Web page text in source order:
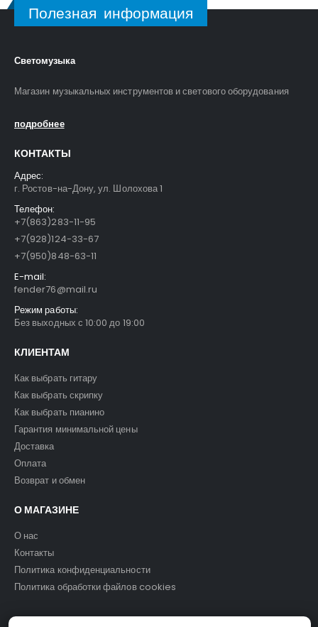
Полезная информация
Светомузыка
Магазин музыкальных инструментов и светового оборудования
подробнее
КОНТАКТЫ
Адрес:
г. Ростов-на-Дону, ул. Шолохова 1
Телефон:
+7(863)283-11-95
+7(928)124-33-67
+7(950)848-63-11
E-mail:
fender76@mail.ru
Режим работы:
Без выходных с 10:00 до 19:00
КЛИЕНТАМ
Как выбрать гитару
Как выбрать скрипку
Как выбрать пианино
Гарантия минимальной цены
Доставка
Оплата
Возврат и обмен
О МАГАЗИНЕ
О нас
Контакты
Политика конфиденциальности
Политика обработки файлов cookies